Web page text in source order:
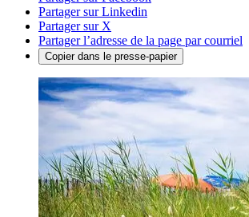
Partager sur Linkedin
Partager sur X
Partager l’adresse de la page par courriel
Copier dans le presse-papier